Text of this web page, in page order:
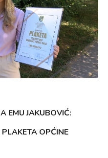
EMU JAKUBOVIĆ:
OPĆINE